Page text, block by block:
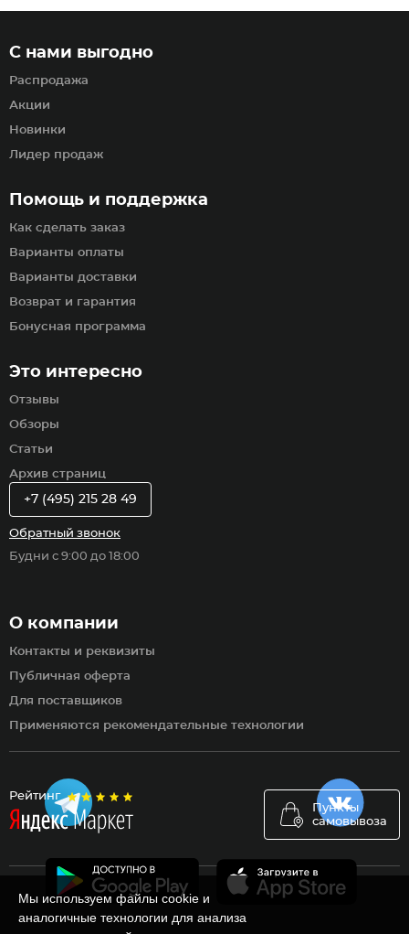
Рейтинг
Пункты
самовывоза
Помощь и поддержка
Как сделать заказ
Варианты оплаты
Варианты доставки
Возврат и гарантия
Бонусная программа
С нами выгодно
Распродажа
Акции
Новинки
Лидер продаж
Это интересно
Отзывы
Обзоры
Статьи
Архив страниц
О компании
Контакты и реквизиты
Публичная оферта
Для поставщиков
Применяются рекомендательные технологии
+7 (495) 215 28 49
Обратный звонок
Будни с 9:00 до 18:00
Мы используем файлы cookie и
аналогичные технологии для анализа